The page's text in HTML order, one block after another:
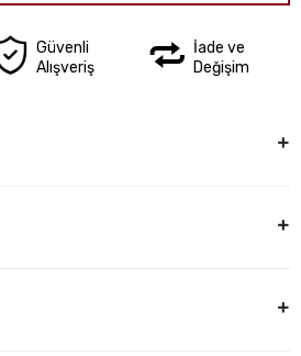
Güvenli
Alışveriş
İade ve
Değişim